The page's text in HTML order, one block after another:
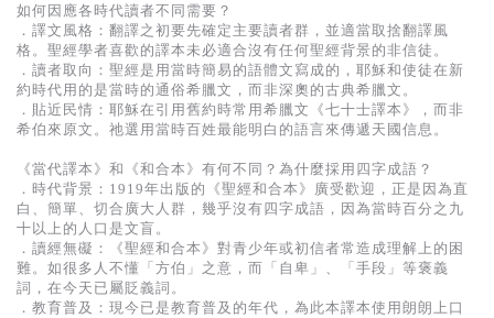
如何因應各時代讀者不同需要？
．譯文風格：翻譯之初要先確定主要讀者群，並適當取捨翻譯風
格。聖經學者喜歡的譯本未必適合沒有任何聖經背景的非信徒。
．讀者取向：聖經是用當時簡易的語體文寫成的，耶穌和使徒在新
約時代用的是當時的通俗希臘文，而非深奧的古典希臘文。
．貼近民情：耶穌在引用舊約時常用希臘文《七十士譯本》，而非
希伯來原文。祂選用當時百姓最能明白的語言來傳遞天國信息。
《當代譯本》和《和合本》有何不同？為什麼採用四字成語？
．時代背景：1919年出版的《聖經和合本》廣受歡迎，正是因為直
白、簡單、切合廣大人群，幾乎沒有四字成語，因為當時百分之九
十以上的人口是文盲。
．讀經無礙：《聖經和合本》對青少年或初信者常造成理解上的困
難。如很多人不懂「方伯」之意，而「自卑」、「手段」等褒義
詞，在今天已屬貶義詞。
．教育普及：現今已是教育普及的年代，為此本譯本使用朗朗上口